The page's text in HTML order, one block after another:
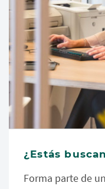
¿Estás
Forma parte de